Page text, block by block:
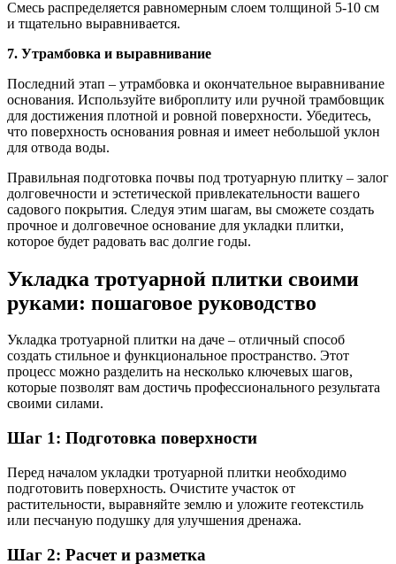
Смесь распределяется равномерным слоем толщиной 5-10 см
и тщательно выравнивается.
7. Утрамбовка и выравнивание
Последний этап – утрамбовка и окончательное выравнивание
основания. Используйте виброплиту или ручной трамбовщик
для достижения плотной и ровной поверхности. Убедитесь,
что поверхность основания ровная и имеет небольшой уклон
для отвода воды.
Правильная подготовка почвы под тротуарную плитку – залог
долговечности и эстетической привлекательности вашего
садового покрытия. Следуя этим шагам, вы сможете создать
прочное и долговечное основание для укладки плитки,
которое будет радовать вас долгие годы.
Укладка тротуарной плитки своими
руками: пошаговое руководство
Укладка тротуарной плитки на даче – отличный способ
создать стильное и функциональное пространство. Этот
процесс можно разделить на несколько ключевых шагов,
которые позволят вам достичь профессионального результата
своими силами.
Шаг 1: Подготовка поверхности
Перед началом укладки тротуарной плитки необходимо
подготовить поверхность. Очистите участок от
растительности, выравняйте землю и уложите геотекстиль
или песчаную подушку для улучшения дренажа.
Шаг 2: Расчет и разметка